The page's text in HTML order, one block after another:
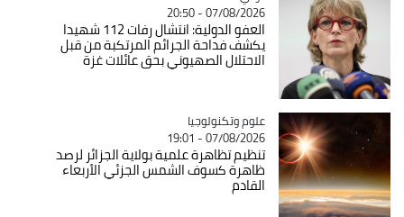
07/08/2026 - 20:50
العفو الدولية: انتشال رفات 112 شهيدا
يكشف فداحة الجرائم المرتكبة من قبل
الاحتلال الصهيوني بحق عائلات غزة
Catégorie
علوم وتكنولوجيا
07/08/2026 - 19:01
تنظيم تظاهرة علمية بولاية الجزائر لرصد
ظاهرة كسوف الشمس الجزئي الأربعاء
القادم